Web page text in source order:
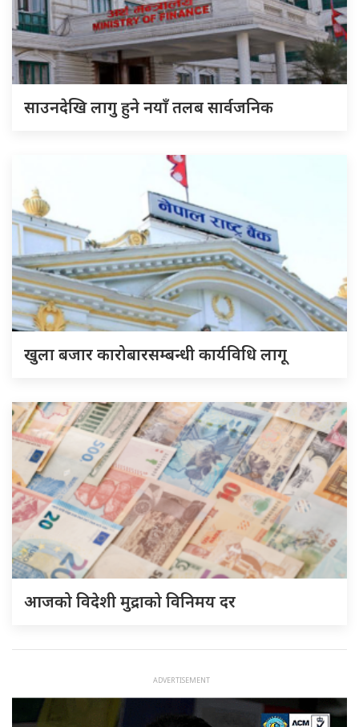
साउनदेखि लागु हुने नयाँ तलब सार्वजनिक
खुला बजार कारोबारसम्बन्धी कार्यविधि लागू
आजको विदेशी मुद्राको विनिमय दर